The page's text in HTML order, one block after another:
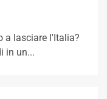
a lasciare l'Italia?
in un...